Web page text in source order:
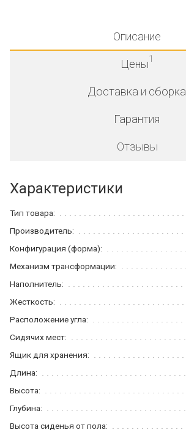
Описание
Цены1
Доставка и сборка
Гарантия
Отзывы
Характеристики
Тип товара:
Производитель:
Конфигурация (форма):
Механизм трансформации:
Наполнитель:
Жесткость:
Расположение угла:
Сидячих мест:
Ящик для хранения:
Длина:
Высота:
Глубина:
Высота сиденья от пола: